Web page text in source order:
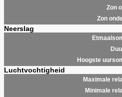
Zon
Zon
Neerslag
Hoogste
Luchtvochtigheid
Maximale
Minimale